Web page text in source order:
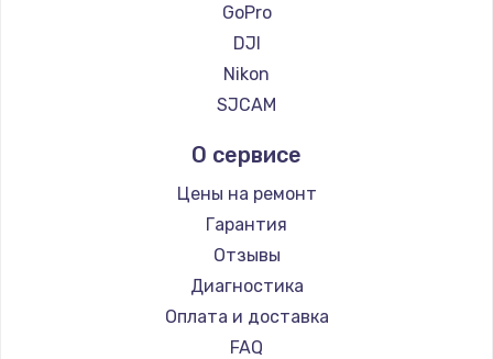
GoPro
DJI
Nikon
SJCAM
О сервисе
Цены на ремонт
Гарантия
Отзывы
Диагностика
Оплата и доставка
FAQ